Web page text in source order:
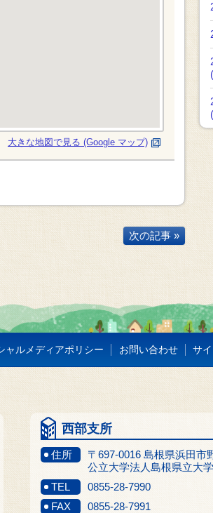
大きな地図で見る (Google マップ)
次の記事 »
ャルメディアポリシー お問い合わせ サ
西部支所
住所
〒697-0016 島根県浜田市
公立大学法人島根県立大
TEL
0855-28-7990
FAX
0855-28-7991